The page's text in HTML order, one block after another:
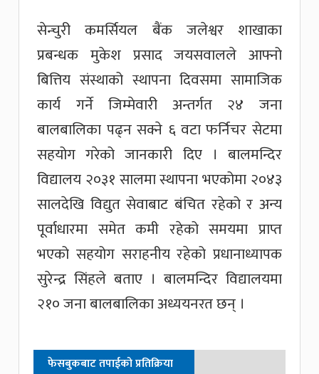
सेन्चुरी कमर्सियल बैंक जलेश्वर शाखाका
प्रबन्धक मुकेश प्रसाद जयसवालले आफ्नो
बित्तिय संस्थाको स्थापना दिवसमा सामाजिक
कार्य गर्ने जिम्मेवारी अन्तर्गत २४ जना
बालबालिका पढ्न सक्ने ६ वटा फर्निचर सेटमा
सहयोग गरेको जानकारी दिए । बालमन्दिर
विद्यालय २०३१ सालमा स्थापना भएकोमा २०४३
सालदेखि विद्युत सेवाबाट बंचित रहेको र अन्य
पूर्वाधारमा समेत कमी रहेको समयमा प्राप्त
भएको सहयोग सराहनीय रहेको प्रधानाध्यापक
सुरेन्द्र सिंहले बताए । बालमन्दिर विद्यालयमा
२१० जना बालबालिका अध्ययनरत छन् ।
फेसबुकबाट तपाईको प्रतिक्रिया